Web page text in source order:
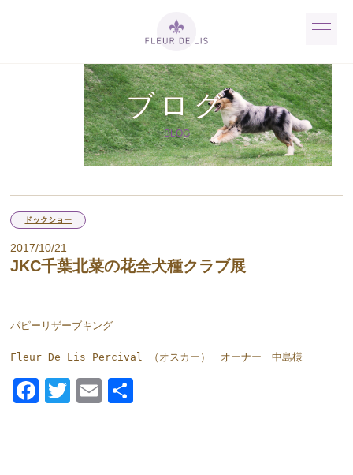
ブログ
BLOG
2017/10/21
ドックショー
JKC千葉北菜の花全犬種クラブ展
パピーリザーブキング
Fleur De Lis Percival （オスカー）　オーナー　中島様
Facebook
TwitterEmail